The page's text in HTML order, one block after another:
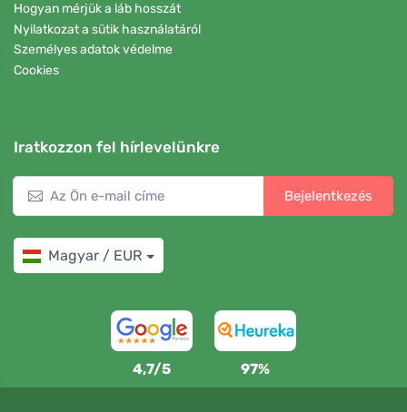
Hogyan mérjük a láb hosszát
Nyilatkozat a sütik használatáról
Személyes adatok védelme
Cookies
Iratkozzon fel hírlevelünkre
Bejelentkezés
Magyar / EUR
4,7/5 97%